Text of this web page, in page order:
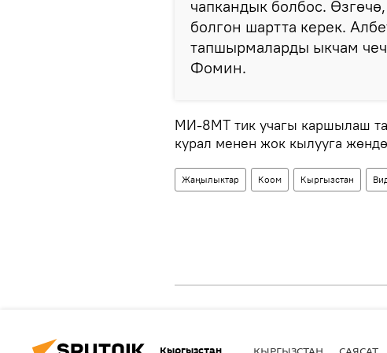
чапкандык болбос.
болгон шартта керек.
тапшырмаларды ыкчам
Фомин.
МИ-8МТ тик учагы каршылаш
курал менен жок кылууга
Жаңылыктар Коом Кыргызстан
Кыргызстан